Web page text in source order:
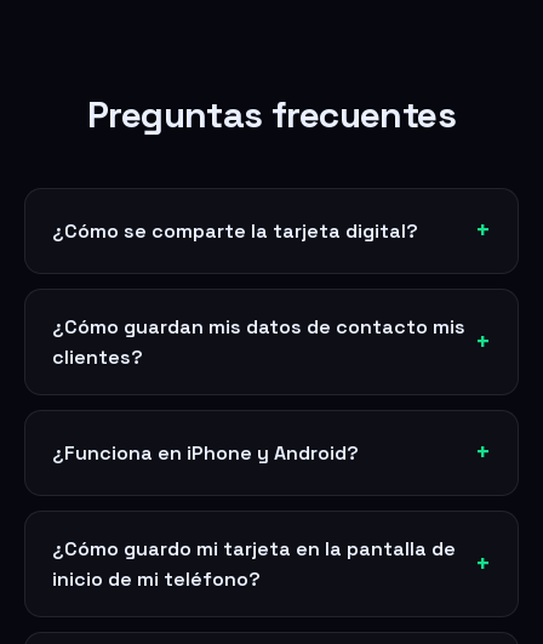
Preguntas frecuentes
¿Cómo se comparte la tarjeta digital?
¿Cómo guardan mis datos de contacto mis
clientes?
¿Funciona en iPhone y Android?
¿Cómo guardo mi tarjeta en la pantalla de
inicio de mi teléfono?